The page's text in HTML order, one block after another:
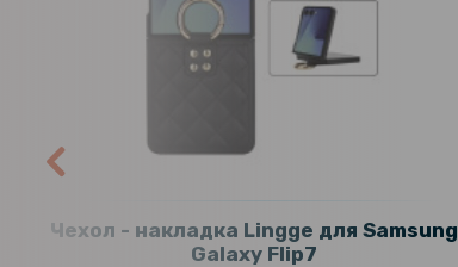
Чехол - накладка Lingge для Samsung
Galaxy Flip7